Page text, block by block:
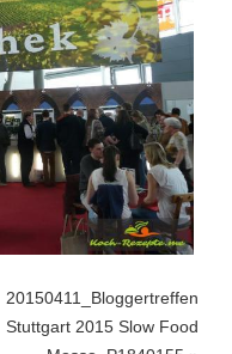
20150411_Bloggertreffen
Stuttgart 2015 Slow Food